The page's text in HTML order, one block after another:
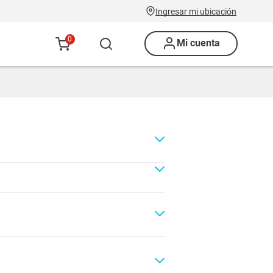
Ingresar mi ubicación
0 Mi cuenta